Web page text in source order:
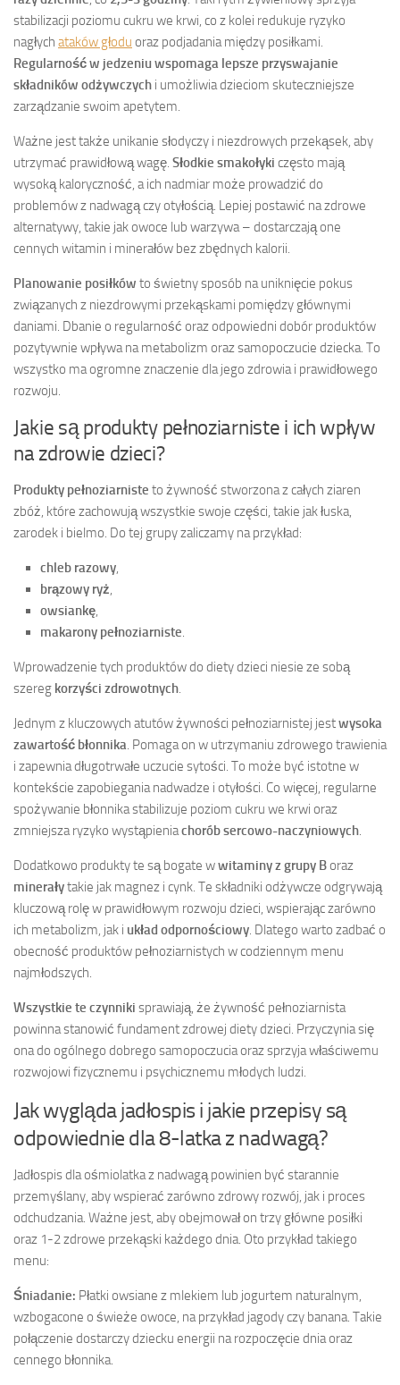
stabilizacji poziomu cukru we krwi, co z kolei redukuje ryzyko
nagłych ataków głodu oraz podjadania między posiłkami.
Regularność w jedzeniu wspomaga lepsze przyswajanie
składników odżywczych i umożliwia dzieciom skuteczniejsze
zarządzanie swoim apetytem.
Ważne jest także unikanie słodyczy i niezdrowych przekąsek, aby
utrzymać prawidłową wagę. Słodkie smakołyki często mają
wysoką kaloryczność, a ich nadmiar może prowadzić do
problemów z nadwagą czy otyłością. Lepiej postawić na zdrowe
alternatywy, takie jak owoce lub warzywa – dostarczają one
cennych witamin i minerałów bez zbędnych kalorii.
Planowanie posiłków to świetny sposób na uniknięcie pokus
związanych z niezdrowymi przekąskami pomiędzy głównymi
daniami. Dbanie o regularność oraz odpowiedni dobór produktów
pozytywnie wpływa na metabolizm oraz samopoczucie dziecka. To
wszystko ma ogromne znaczenie dla jego zdrowia i prawidłowego
rozwoju.
Jakie są produkty pełnoziarniste i ich wpływ
na zdrowie dzieci?
Produkty pełnoziarniste to żywność stworzona z całych ziaren
zbóż, które zachowują wszystkie swoje części, takie jak łuska,
zarodek i bielmo. Do tej grupy zaliczamy na przykład:
chleb razowy,
brązowy ryż,
owsiankę,
makarony pełnoziarniste.
Wprowadzenie tych produktów do diety dzieci niesie ze sobą
szereg korzyści zdrowotnych.
Jednym z kluczowych atutów żywności pełnoziarnistej jestwysoka
zawartość błonnika. Pomaga on w utrzymaniu zdrowego trawienia
i zapewnia długotrwałe uczucie sytości. To może być istotne w
kontekście zapobiegania nadwadze i otyłości. Co więcej, regularne
spożywanie błonnika stabilizuje poziom cukru we krwi oraz
zmniejsza ryzyko wystąpieniachorób sercowo-naczyniowych.
Dodatkowo produkty te są bogate wwitaminy z grupy Boraz
minerałytakie jak magnez i cynk. Te składniki odżywcze odgrywają
kluczową rolę w prawidłowym rozwoju dzieci, wspierając zarówno
ich metabolizm, jak i układ odpornościowy. Dlatego warto zadbać o
obecność produktów pełnoziarnistych w codziennym menu
najmłodszych.
Wszystkie te czynniki sprawiają, że żywność pełnoziarnista
powinna stanowić fundament zdrowej diety dzieci. Przyczynia się
ona do ogólnego dobrego samopoczucia oraz sprzyja właściwemu
rozwojowi fizycznemu i psychicznemu młodych ludzi.
Jak wygląda jadłospis i jakie przepisy są
odpowiednie dla 8-latka z nadwagą?
Jadłospis dla ośmiolatka z nadwagą powinien być starannie
przemyślany, aby wspierać zarówno zdrowy rozwój, jak i proces
odchudzania. Ważne jest, aby obejmował on trzy główne posiłki
oraz 1-2 zdrowe przekąski każdego dnia. Oto przykład takiego
menu:
Śniadanie: Płatki owsiane z mlekiem lub jogurtem naturalnym,
wzbogacone o świeże owoce, na przykład jagody czy banana. Takie
połączenie dostarczy dziecku energii na rozpoczęcie dnia oraz
cennego błonnika.